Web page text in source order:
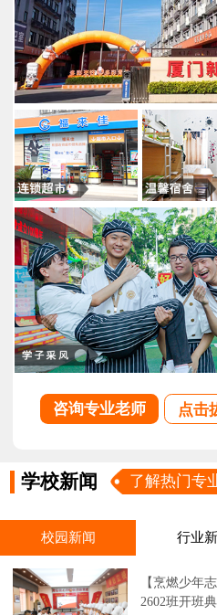
咨询专业老师 点击
学校新闻 了解热门专
校园新闻 行业
【烹燃少年
2602班开班